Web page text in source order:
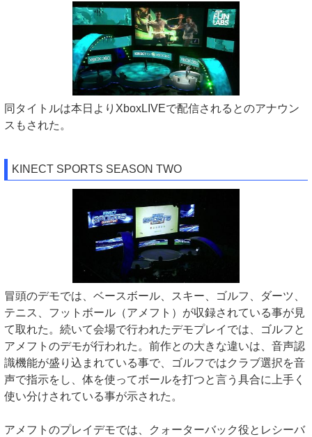
同タイトルは本日よりXboxLIVEで配信されるとのアナウン
スもされた。
KINECT SPORTS SEASON TWO
冒頭のデモでは、ベースボール、スキー、ゴルフ、ダーツ、
テニス、フットボール（アメフト）が収録されている事が見
て取れた。続いて会場で行われたデモプレイでは、ゴルフと
アメフトのデモが行われた。前作との大きな違いは、音声認
識機能が盛り込まれている事で、ゴルフではクラブ選択を音
声で指示をし、体を使ってボールを打つと言う具合に上手く
使い分けされている事が示された。
アメフトのプレイデモでは、クォーターバック役とレシーバ